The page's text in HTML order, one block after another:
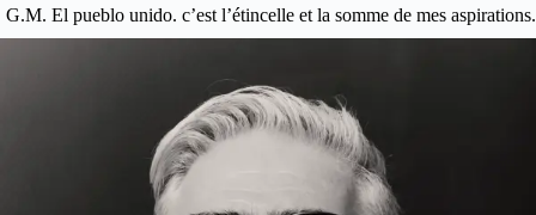
G.M. El pueblo unido. c’est l’étincelle et la somme de mes aspirations.